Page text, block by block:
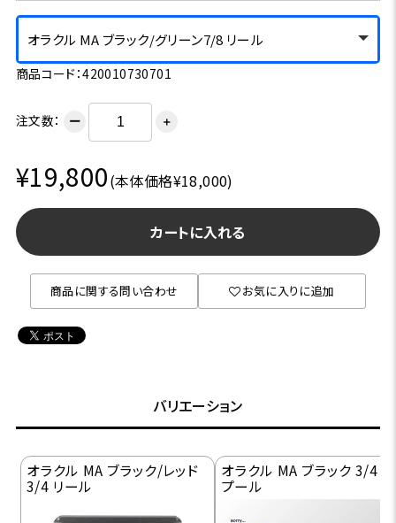
オラクル MA ブラック/グリーン7/8 リール
商品コード：420010730701
注文数： ー ＋
¥19,800(本体価格¥18,000)
カートに入れる
商品に関する問い合わせ お気に入りに追加
バリエーション
オラクル MA ブラック/レッド
3/4 リール
オラクル MA ブラック 3/4 ス
プール